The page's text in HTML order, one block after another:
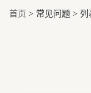
首页 > 常见问题 > 列